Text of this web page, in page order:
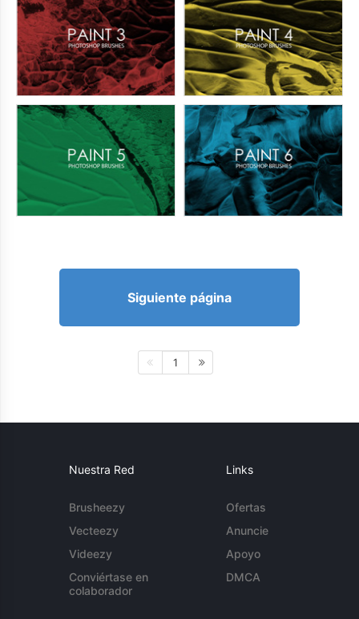
Siguiente página
1
Nuestra Red
Brusheezy
Vecteezy
Videezy
Conviértase en
colaborador
Links
Ofertas
Anuncie
Apoyo
DMCA